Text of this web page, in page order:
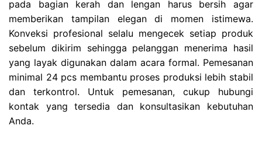
pada bagian kerah dan lengan harus bersih agar
memberikan tampilan elegan di momen istimewa.
Konveksi profesional selalu mengecek setiap produk
sebelum dikirim sehingga pelanggan menerima hasil
yang layak digunakan dalam acara formal. Pemesanan
minimal 24 pcs membantu proses produksi lebih stabil
dan terkontrol. Untuk pemesanan, cukup hubungi
kontak yang tersedia dan konsultasikan kebutuhan
Anda.